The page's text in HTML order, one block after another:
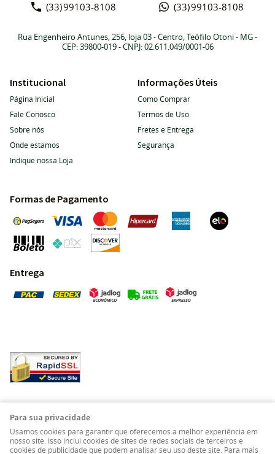
(33)99103-8108 (33)99103-8108
Rua Engenheiro Antunes, 256, loja 03-Centro, Teófilo Otoni- MG-
CEP: 39800-019- CNPJ: 02.611.049/0001-06
Institucional
Página Inicial
Fale Conosco
Sobre nós
Onde estamos
Indique nossa Loja
Informações Úteis
Como Comprar
Termos de Uso
Fretes e Entrega
Segurança
Formas de Pagamento
Entrega
Para sua privacidade
Usamos cookies para garantir que oferecemos a melhor experiência em
nosso site. Isso inclui cookies de sites de redes sociais de terceiros e
cookies de publicidade que podem analisar seu uso deste site. Para mais